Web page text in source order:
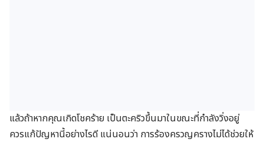
แล้วถ้าหากคุณเกิดโชคร้าย เป็นตะคริวขึ้นมาในขณะที่กำลังวิ่งอยู่
ควรแก้ปัญหานี้อย่างไรดี แน่นอนว่า การร้องครวญครางไม่ได้ช่วยให้